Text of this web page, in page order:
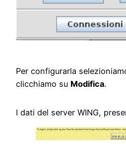
Per configurarla
clicchiamo su Modifica.
I dati del server WING,